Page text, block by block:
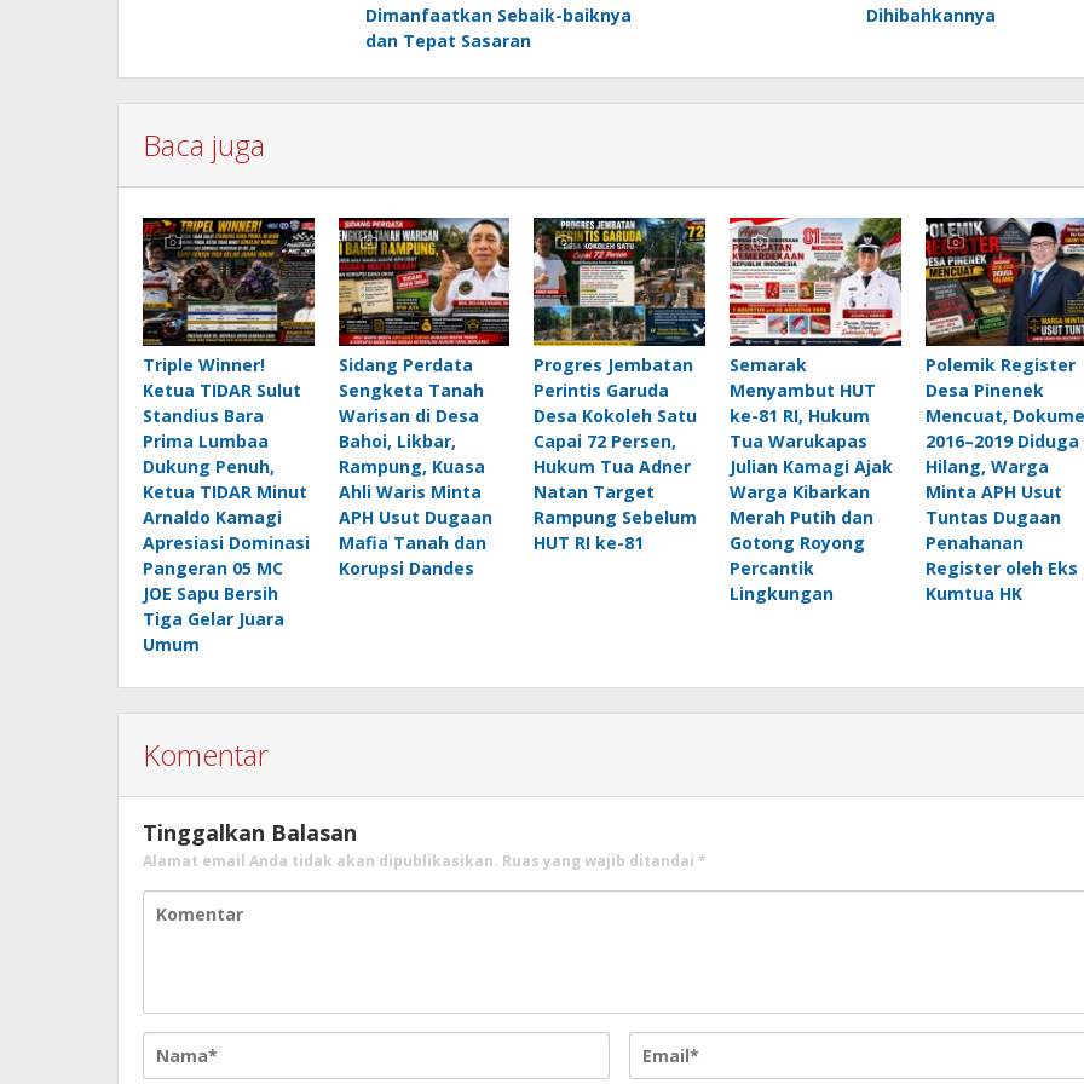
Dimanfaatkan Sebaik-baiknya
dan Tepat Sasaran
Dihibahkannya
Baca juga
Triple Winner!
Ketua TIDAR Sulut
Standius Bara
Prima Lumbaa
Dukung Penuh,
Ketua TIDAR Minut
Arnaldo Kamagi
Apresiasi Dominasi
Pangeran 05 MC
JOE Sapu Bersih
Tiga Gelar Juara
Umum
Sidang Perdata
Sengketa Tanah
Warisan di Desa
Bahoi, Likbar,
Rampung, Kuasa
Ahli Waris Minta
APH Usut Dugaan
Mafia Tanah dan
Korupsi Dandes
Progres Jembatan
Perintis Garuda
Desa Kokoleh Satu
Capai 72 Persen,
Hukum Tua Adner
Natan Target
Rampung Sebelum
HUT RI ke-81
Semarak
Menyambut HUT
ke-81 RI, Hukum
Tua Warukapas
Julian Kamagi Ajak
Warga Kibarkan
Merah Putih dan
Gotong Royong
Percantik
Lingkungan
Polemik Register
Desa Pinenek
Mencuat,
2016–2019 Diduga
Hilang, Warga
Minta APH Usut
Tuntas Dugaan
Penahanan
Register oleh Eks
Kumtua HK
Komentar
Tinggalkan Balasan
Alamat email Anda tidak akan dipublikasikan. Ruas yang wajib ditandai *